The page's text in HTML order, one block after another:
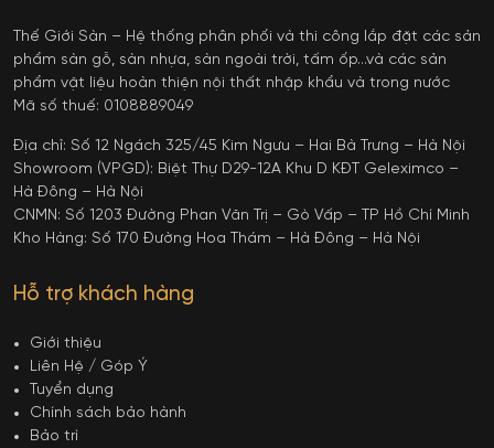
Thế Giới Sàn – Hệ thống phân phối và thi công lắp đặt các sản
phẩm sàn gỗ, sàn nhựa, sàn ngoài trời, tấm ốp…và các sản
phẩm vật liệu hoàn thiện nội thất nhập khẩu và trong nước
Mã số thuế: 0108889049
Địa chỉ: Số 12 Ngách 325/45 Kim Ngưu – Hai Bà Trưng – Hà Nội
Showroom (VPGD): Biệt Thự D29-12A Khu D KĐT Geleximco –
Hà Đông – Hà Nội
CNMN: Số 1203 Đường Phan Văn Trị – Gò Vấp – TP Hồ Chí Minh
Kho Hàng: Số 170 Đường Hoa Thám – Hà Đông – Hà Nội
Hỗ trợ khách hàng
Giới thiệu
Liên Hệ / Góp Ý
Tuyển dụng
Chính sách bảo hành
Bảo trì